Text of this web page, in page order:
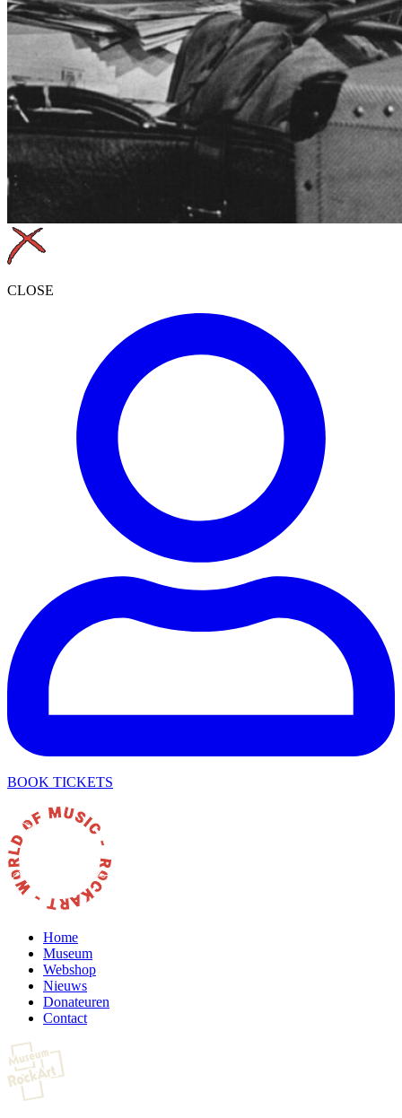
CLOSE
BOOK TICKETS
Home
Museum
Webshop
Nieuws
Donateuren
Contact